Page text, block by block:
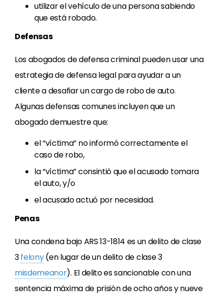
utilizar el vehículo de una persona sabiendo
que está robado.
Defensas
Los abogados de defensa criminal pueden usar una
estrategia de defensa legal para ayudar a un
cliente a desafiar un cargo de robo de auto.
Algunas defensas comunes incluyen que un
abogado demuestre que:
el “víctima” no informó correctamente el
caso de robo,
la “víctima” consintió que el acusado tomara
el auto, y/o
el acusado actuó por necesidad.
Penas
Una condena bajo ARS 13-1814 es un delito de clase
3felony(en lugar de un delito de clase 3
misdemeanor). El delito es sancionable con una
sentencia máxima de prisión de ocho años y nueve